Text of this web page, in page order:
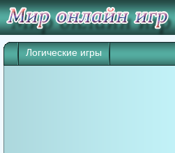
Логические игры